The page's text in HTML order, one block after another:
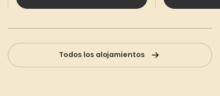
Todos los alojamientos